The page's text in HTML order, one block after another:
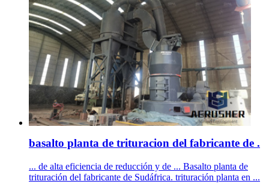
basalto planta de trituracion del fabricante de .
... de alta eficiencia de reducción y de ... Basalto planta de
trituración del fabricante de Sudáfrica. trituración planta en ...